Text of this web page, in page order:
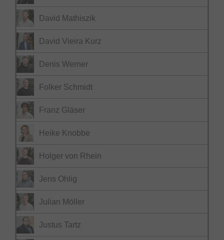
David Mathiszik
David Vieira Kurz
Denis Werner
Folker Schmidt
Franz Gläser
Heike Knobbe
Holger von Rhein
Jens Ohlig
Julian Möller
Justus Tartz